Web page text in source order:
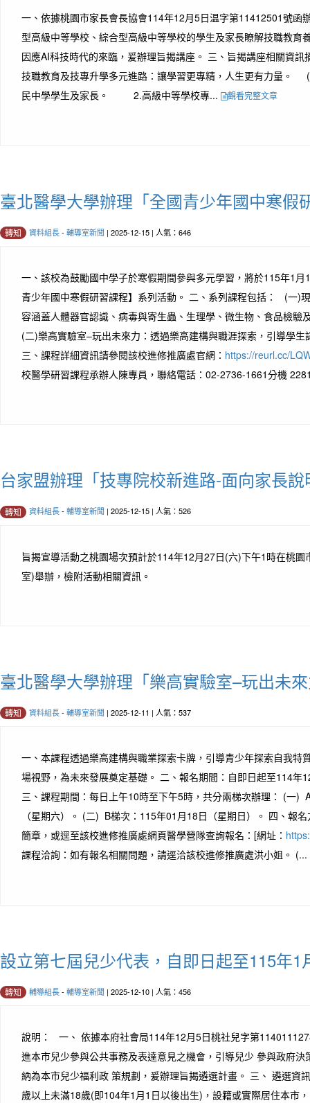
一、依據桃園市家長會長協會114年12月5日温字第11412501號函
型高級中等學校、綜合型高級中等學校的學生及家長瞭解技職教育
因應AI科技時代的來臨，爰辦理旨揭講座。 三、旨揭講座相關資
技職教育及技專升學多元進路：讓學習更專精，人生更有力
民中學學生及家長。 2.高級中等學校專...
觀看完整文章
臺北醫學大學辦理「全國青少年國中寒假
轉知 資料組長- 輔導室新聞 | 2025-12-15 | 人氣：646
一、該校為鼓勵國中學子於寒假期間參與多元學習，將於115年1
青少年國中寒假研習課程】系列活動。 二、系列課程包括： (一)
容涵蓋人體器官認識、病毒與寄生蟲、生理學、微生物、食品檢
(二)樂高實驗室–玩出未來力：透過樂高建構與職涯探索，引導學
三、課程詳細資訊請參閱該校進修推廣處官網： https://reurl.cc/
校醫學研習課程承辦人陳專員，聯絡電話：02-2736-1661分機
台家盟辦理「技專院校新進路-面向家長
轉知 資料組長- 輔導室新聞 | 2025-12-15 | 人氣：526
旨揭宣導活動之桃園場次預計於114年12月27日(六)下午1時在桃
室)舉辦，檢附活動相關資訊。
臺北醫學大學辦理「樂高實驗室–玩出未
轉知 資料組長- 輔導室新聞 | 2025-12-11 | 人氣：537
一、本課程透過樂高建構與職業探索卡牌，引導青少年探索自我特
場視野，為未來發展奠定基礎。 二、報名期間：自即日起至114年
三、課程期間：每日上午10時至下午5時，共分兩梯次辦理： (一)
（星期六）。 (二) B梯次：115年01月18日（星期日）。 四、報
簡章，或逕至該校進修推廣處網頁醫學營隊查詢報名：[網址：
課程洽詢：如有報名相關問題，請逕洽該校進修推廣處洪小姐。 (...
設立第七屆兒少代表，自即日起至115年1
轉知 輔導組長- 輔導室新聞 | 2025-12-10 | 人氣：456
說明： 一、 依據本府社會局114年12月5日桃社兒字第
進本市兒少參與公共事務及表達意見之機會，引導兒少 參與政府
納為本市兒少福利政 策規劃，爰辦理旨揭遴選計畫。 三、 遴選資
歲以上未滿18歲(即104年1月1日以後出生)，設籍或實際居住本市